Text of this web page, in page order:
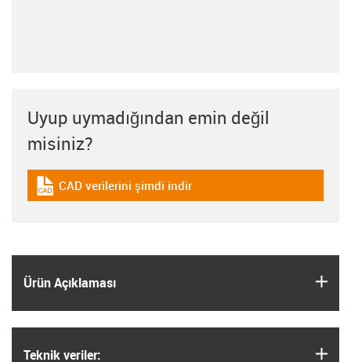
Ürün Açıklaması
Teknik veriler:
Uyup uymadığından emin değil
misiniz?
igus-icon-cad-dateien
CAD verilerini şimdi indir